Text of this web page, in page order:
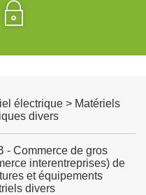
électrique > Matériels
divers
- Commerce de gros
interentreprises) de
et équipements
divers